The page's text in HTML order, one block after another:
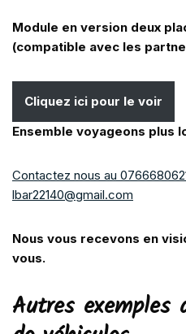
Module en version deux
(compatible avec les
Cliquez ici pour le voir
Ensemble voyageons plus
Contactez nous au
lbar22140@gmail.com
Nous vous recevons en
vous.
Autres exemples